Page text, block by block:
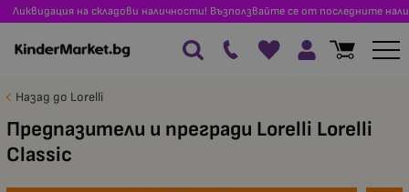
Ликвидация на складови наличности! Възползвайте се от последните
Назад до Lorelli
Предпазители и прегради Lorelli Lorelli
Classic